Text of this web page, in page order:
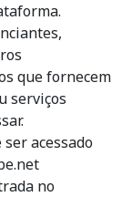
que fornecem
serviços
acessado
no